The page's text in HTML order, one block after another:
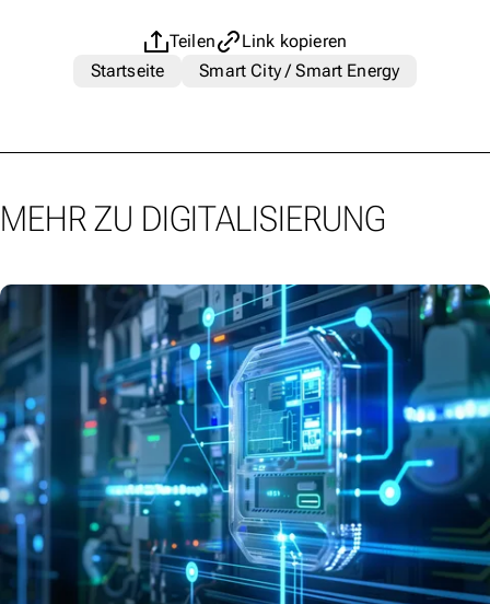
Teilen
Link kopieren
Startseite
Smart City / Smart Energy
MEHR ZU DIGITALISIERUNG